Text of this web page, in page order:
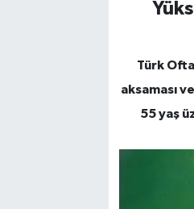
Türk
aksaması
55 yaş